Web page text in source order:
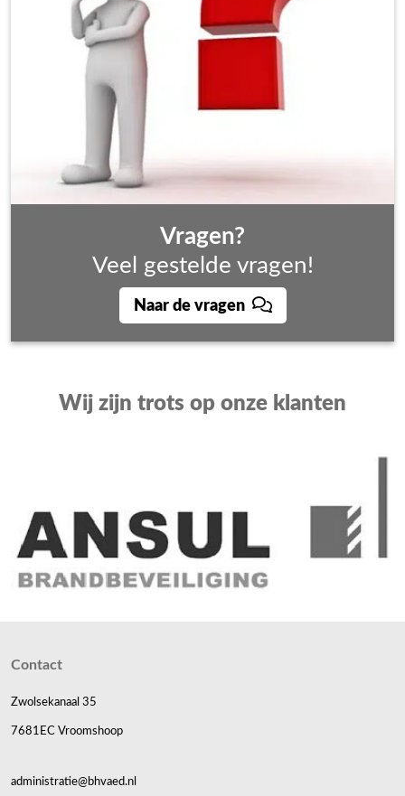
Vragen?
Veel gestelde vragen!
Naar de vragen
Wij zijn trots op onze klanten
Contact
Zwolsekanaal 35
7681EC Vroomshoop
administratie@bhvaed.nl